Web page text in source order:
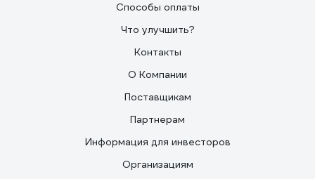
Способы оплаты
Что улучшить?
Контакты
О Компании
Поставщикам
Партнерам
Информация для инвесторов
Организациям